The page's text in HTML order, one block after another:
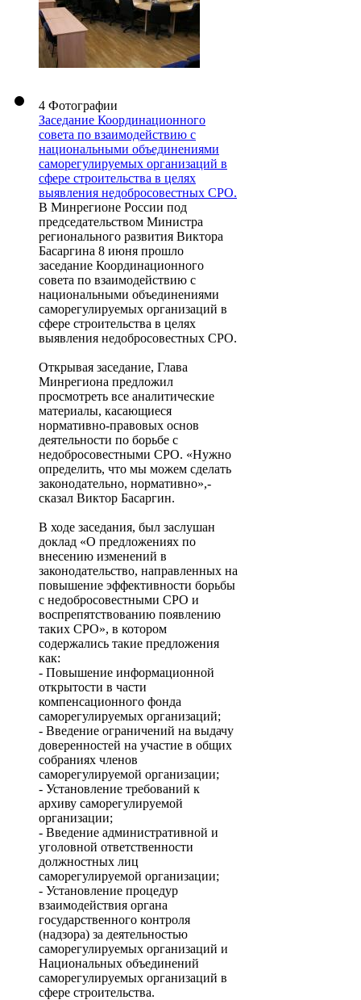
4 Фотографии
Заседание Координационного
совета по взаимодействию с
национальными объединениями
саморегулируемых организаций в
сфере строительства в целях
выявления недобросовестных СРО.
В Минрегионе России под
председательством Министра
регионального развития Виктора
Басаргина 8 июня прошло
заседание Координационного
совета по взаимодействию с
национальными объединениями
саморегулируемых организаций в
сфере строительства в целях
выявления недобросовестных СРО.
Открывая заседание, Глава
Минрегиона предложил
просмотреть все аналитические
материалы, касающиеся
нормативно-правовых основ
деятельности по борьбе с
недобросовестными СРО. «Нужно
определить, что мы можем сделать
законодательно, нормативно»,-
сказал Виктор Басаргин.
В ходе заседания, был заслушан
доклад «О предложениях по
внесению изменений в
законодательство, направленных на
повышение эффективности борьбы
с недобросовестными СРО и
воспрепятствованию появлению
таких СРО», в котором
содержались такие предложения
как:
- Повышение информационной
открытости в части
компенсационного фонда
саморегулируемых организаций;
- Введение ограничений на выдачу
доверенностей на участие в общих
собраниях членов
саморегулируемой организации;
- Установление требований к
архиву саморегулируемой
организации;
- Введение административной и
уголовной ответственности
должностных лиц
саморегулируемой организации;
- Установление процедур
взаимодействия органа
государственного контроля
(надзора) за деятельностью
саморегулируемых организаций и
Национальных объединений
саморегулируемых организаций в
сфере строительства.